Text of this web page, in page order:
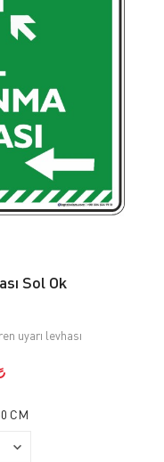
Sol Ok
uyarı levhası
CM